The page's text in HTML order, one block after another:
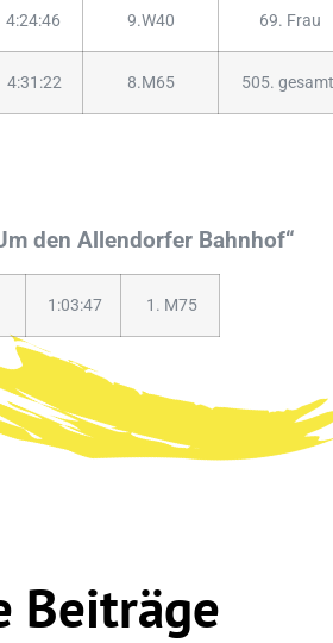
4:24:46 9.W40 69. Frau
4:31:22 8.M65 505. gesamt
den Allendorfer Bahnhof“
1:03:47 1. M75
Beiträge